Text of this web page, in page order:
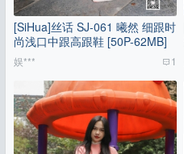
[SiHua]丝话 SJ-061 曦然 细跟时
尚浅口中跟高跟鞋 [50P-62MB]
娱*** 1